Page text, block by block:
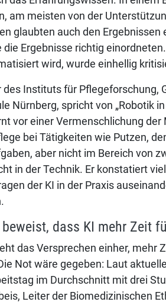
am meisten von der
glaubten auch den
Ergebnisse richtig
wird, wurde einhellig
Instituts für Pflegeforschung,
Nürnberg, spricht von „Robotik
vor einer Vermenschlichung
bei Tätigkeiten wie Putzen,
aber nicht im Bereich von
in der Technik. Er konstatiert
der KI in der Praxis
dass KI mehr Zeit
das Versprechen einher, mehr
Not wäre gegeben: Laut
im Durchschnitt mit drei
Leiter der Biomedizinischen